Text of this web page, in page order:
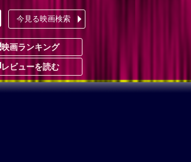
今見る映画検索
映画ランキング
レビューを読む